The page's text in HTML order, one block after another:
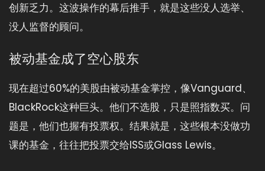
创新乏力。这波操作的幕后推手，就是这些没人选举、
没人监督的顾问。
被动基金成了空心股东
现在超过60%的美股由被动基金掌控，像Vanguard、
BlackRock这种巨头。他们不选股，只是照指数买。问
题是，他们也握有投票权。结果就是，这些根本没做功
课的基金，往往把投票交给ISS或Glass Lewis。